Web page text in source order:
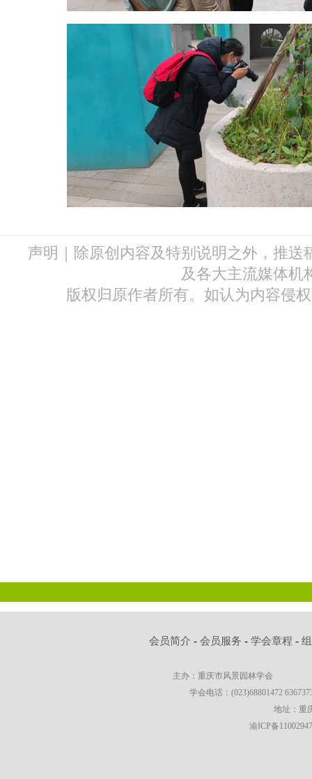
声明｜除原创内容及特别说明之外，推送
及各大主流媒体机
版权归原作者所有。如认为内容侵
会员简介 -会员服务 -学会章程 -
主办：重庆市风景园林学会
学会电话：(023)68801472
地址：重
渝ICP备